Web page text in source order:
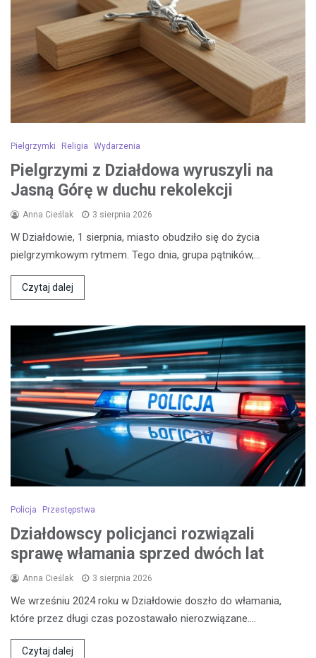
Pielgrzymki Religia Wydarzenia
Pielgrzymi z Działdowa wyruszyli na
Jasną Górę w duchu rekolekcji
Anna Cieślak 3 sierpnia 2026
W Działdowie, 1 sierpnia, miasto obudziło się do życia
pielgrzymkowym rytmem. Tego dnia, grupa pątników,…
Czytaj dalej
Policja Przestępstwa
Działdowscy policjanci rozwiązali
sprawę włamania sprzed dwóch lat
Anna Cieślak 3 sierpnia 2026
We wrześniu 2024 roku w Działdowie doszło do włamania,
które przez długi czas pozostawało nierozwiązane.…
Czytaj dalej